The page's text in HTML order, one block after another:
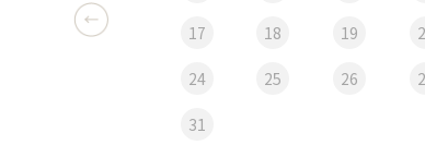
17 18 19
24 25 26
31